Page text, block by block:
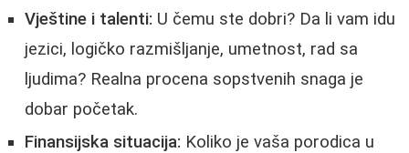
Vještine i talenti: U čemu ste dobri? Da li vam idu
jezici, logičko razmišljanje, umetnost, rad sa
ljudima? Realna procena sopstvenih snaga je
dobar početak.
Finansijska situacija: Koliko je vaša porodica u